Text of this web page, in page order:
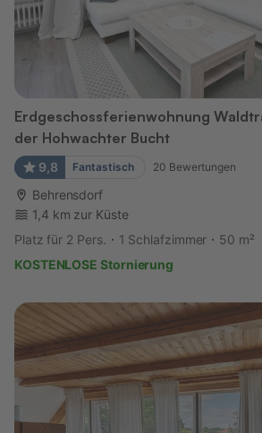
Erdgeschossferienwohnung
der Hohwachter Bucht
9,8 Fantastisch 20 Bewertungen
Behrensdorf
1,4 km zur Küste
Platz für 2 Pers.
1 Schlafzimmer
50 m²
KOSTENLOSE Stornierung